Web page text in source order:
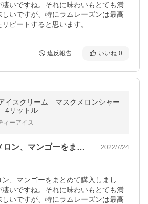
いですね。それに味わいもとても満
いですが、特にラムレーズンは最高
ピートすると思います。
違反報告 いいね 0
イスクリーム マスクメロンシャー
4リットル
ィーアイス
ラムレーズン、メロン、マンゴーをまとめ… 2022/7/24
、マンゴーをまとめて購入しまし
いですね。それに味わいもとても満
いですが、特にラムレーズンは最高